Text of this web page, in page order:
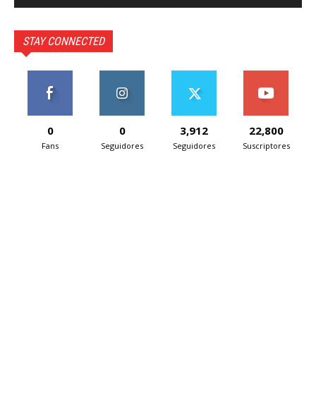
STAY CONNECTED
0
Fans
0
Seguidores
3,912
Seguidores
22,800
Suscriptores